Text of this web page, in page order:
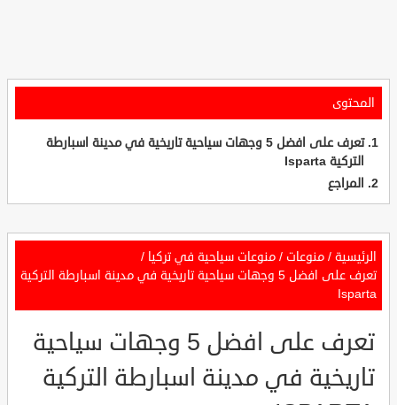
المحتوى
تعرف على افضل 5 وجهات سياحية تاريخية في مدينة اسبارطة
التركية Isparta
المراجع
الرئيسية / منوعات / منوعات سياحية في تركيا /
تعرف على افضل 5 وجهات سياحية تاريخية في مدينة اسبارطة التركية
Isparta
تعرف على افضل 5 وجهات سياحية
تاريخية في مدينة اسبارطة التركية